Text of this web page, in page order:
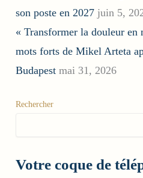
son poste en 2027 juin 5,
« Transformer la douleur
mots forts de Mikel Arteta
Budapest mai 31, 2026
Rechercher
Votre coque de